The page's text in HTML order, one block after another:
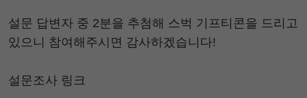
설문 답변자 중 2분을 추첨해 스벅 기프티콘을 드리고
있으니 참여해주시면 감사하겠습니다!
설문조사 링크